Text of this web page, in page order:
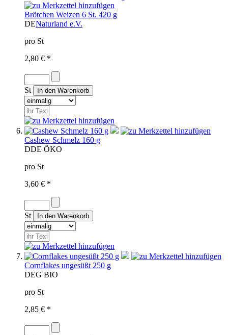
Brötchen Weizen 6 St. 420 g
DENaturland e.V.
pro St
2,80 € *
St
Cashew Schmelz 160 g
DDE ÖKO
pro St
3,60 € *
St
Cornflakes ungesüßt 250 g
DEG BIO
pro St
2,85 € *